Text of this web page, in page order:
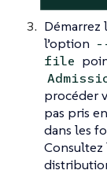
Démarrez
l’option
file
procéder
pas pris
dans les